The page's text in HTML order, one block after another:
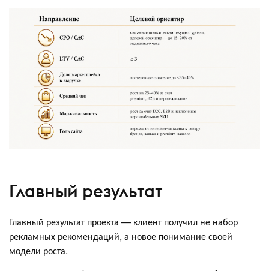
Главный результат
Главный результат проекта — клиент получил не набор
рекламных рекомендаций, а новое понимание своей
модели роста.